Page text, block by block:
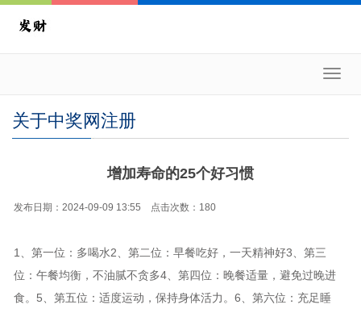
关于中奖网注册
增加寿命的25个好习惯
发布日期：2024-09-09 13:55 点击次数：180
​1、第一位：多喝水​2、第二位：早餐吃好，一天精神好​3、第三
位：午餐均衡，不油腻不贪多4、第四位：晚餐适量，避免过晚进
食。5、第五位：适度运动，保持身体活力。6、第六位：充足睡